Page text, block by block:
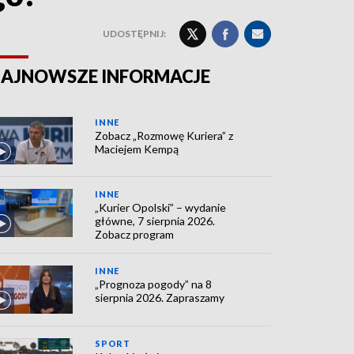
UDOSTĘPNIJ:
INFORMACJE
INNE
Zobacz „Rozmowę Kuriera” z
Maciejem Kempą
INNE
„Kurier Opolski” – wydanie
główne, 7 sierpnia 2026.
Zobacz program
INNE
„Prognoza pogody” na 8
sierpnia 2026. Zapraszamy
SPORT